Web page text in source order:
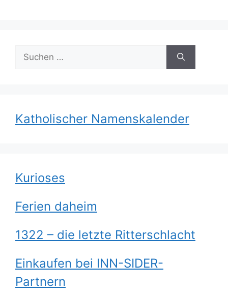
nach:
Katholischer Namenskalender
Kurioses
Ferien daheim
1322 – die letzte Ritterschlacht
Einkaufen bei INN-SIDER-
Partnern